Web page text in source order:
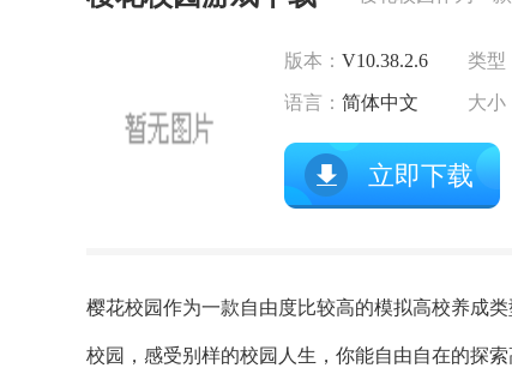
版本： V10.38.2.6 类型
语言： 简体中文 大小
立即下载
樱花校园作为一款自由度比较高的模拟高校养成
校园，感受别样的校园人生，你能自由自在的探